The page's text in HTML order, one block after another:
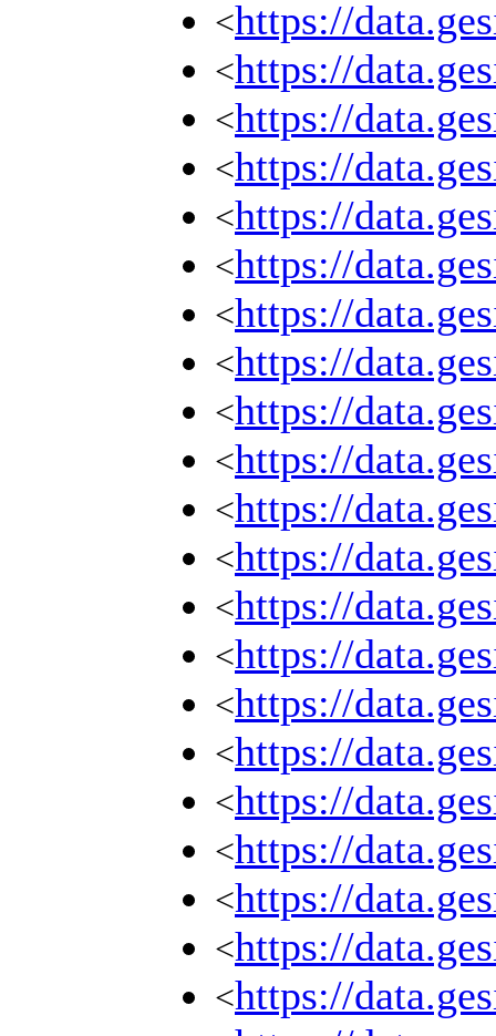
<https://
<https://
<https://
<https://
<https://
<https://
<https://
<https://
<https://
<https://
<https://
<https://
<https://
<https://
<https://
<https://
<https://
<https://
<https://
<https://
<https://